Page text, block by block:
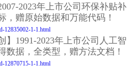
2023年上市公司环保补贴补
，赠原始数据和万能代码！
12835002-1-1.html
】1991-2023年上市公司人工智
数据，全类型，赠方法文档！
12870715-1-1.html